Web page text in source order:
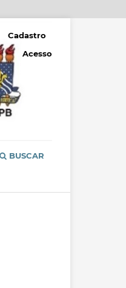
BUSCAR
Cadastro
Acesso